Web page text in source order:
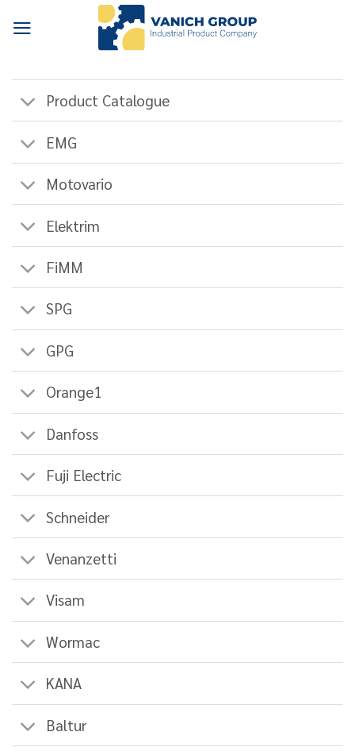
Product Catalogue
EMG
Motovario
Elektrim
FiMM
SPG
GPG
Orange1
Danfoss
Fuji Electric
Schneider
Venanzetti
Visam
Wormac
KANA
Baltur